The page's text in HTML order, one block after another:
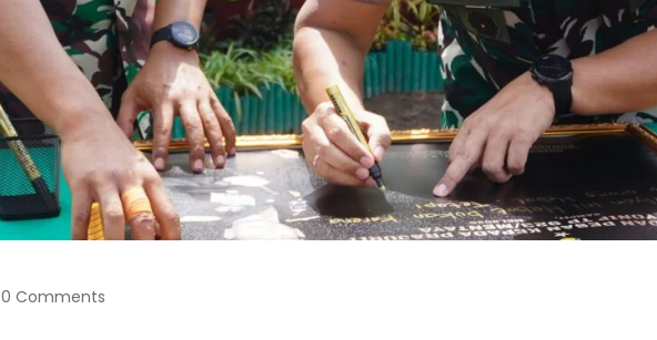
0 Comments